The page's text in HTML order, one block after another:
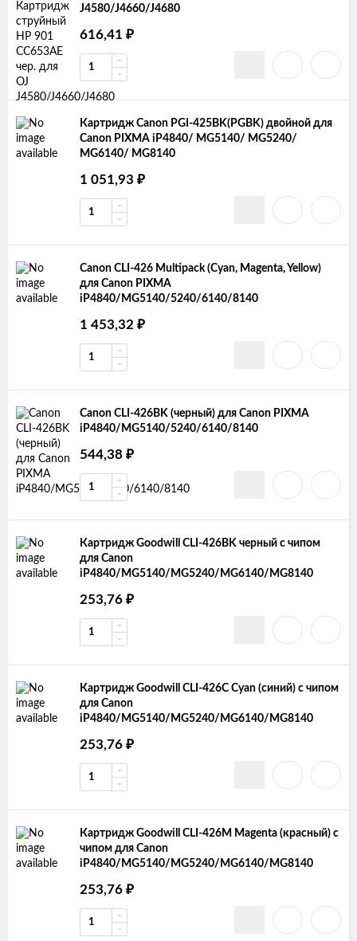
J4580/J4660/J4680
616,41 ₽
Картридж Canon PGI-425BK(PGBK) двойной для
Canon PIXMA iP4840/ MG5140/ MG5240/
MG6140/ MG8140
1 051,93 ₽
Canon CLI-426 Multipack (Cyan, Magenta, Yellow)
для Canon PIXMA
iP4840/MG5140/5240/6140/8140
1 453,32 ₽
Canon CLI-426BK (черный) для Canon PIXMA
iP4840/MG5140/5240/6140/8140
544,38 ₽
Картридж Goodwill CLI-426BK черный с чипом
для Canon
iP4840/MG5140/MG5240/MG6140/MG8140
253,76 ₽
Картридж Goodwill CLI-426С Cyan (синий) с чипом
для Canon
iP4840/MG5140/MG5240/MG6140/MG8140
253,76 ₽
Картридж Goodwill CLI-426M Magenta (красный) с
чипом для Canon
iP4840/MG5140/MG5240/MG6140/MG8140
253,76 ₽